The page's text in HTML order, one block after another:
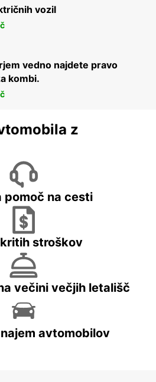
vozil
vedno najdete pravo
kombi.
z
pomoč na cesti
stroškov
večini večjih letališč
avtomobilov